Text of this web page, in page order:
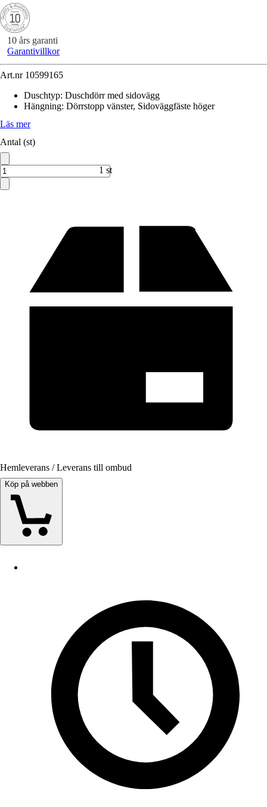
10 års garanti
Garantivillkor
Art.nr 10599165
Duschtyp: Duschdörr med sidovägg
Hängning: Dörrstopp vänster, Sidoväggfäste höger
Läs mer
Antal (st)
1 st
Hemleverans / Leverans till ombud
Köp på webben